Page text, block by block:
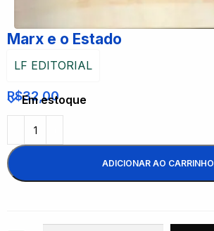
Marx e o Estado
LF EDITORIAL
R$32,00
Em estoque
ADICIONAR AO CARRINHO